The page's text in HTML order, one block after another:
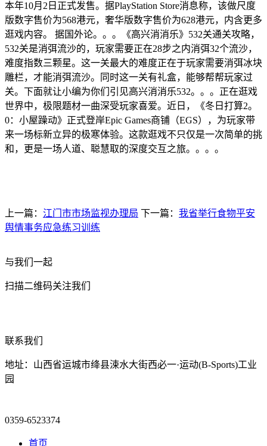
本年10月2日正式发售。据PlayStation Store消息称，该做尺度
版数字售价为568港元，奢华版数字售价为628港元，内含更多
逛戏内容。 据国外论。。。《高兴消消乐》532关通关攻略，
532关是消弭流沙的，玩家需要正在28步之内消弭32个流沙，
难度指数三颗星。这一关最大的难度正在于玩家需要消弭冰块
雕栏，才能消弭流沙。同时这一关有礼盒，能够帮帮玩家过
关。下面就让小编为你们引见高兴消消乐532。。。正在逛戏
世界中，极限题材一曲深受玩家喜爱。近日，《冬日打算2。
0：小屋躁动》正式登岸Epic Games商铺（EGS），为玩家带
来一场标新立异的极寒体验。这款逛戏不只仅是一次简单的挑
和，更是一场人道、聪慧取的深度交互之旅。。。。
上一篇： 江门市市场监视办理局 下一篇： 我省举行食物平安
舆情事务应急练习训练
与我们一起
扫描二维码关注我们
联系我们
地址：山西省运城市绛县涑水大街西必一·运动(B-Sports)工业
园
0359-6523374
首页